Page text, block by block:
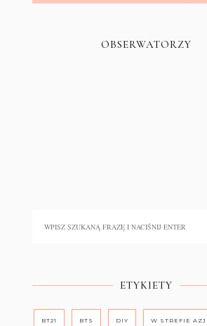
OBSERWATORZY
ETYKIETY
BT21 BTS DIY W STREFIE AZJI